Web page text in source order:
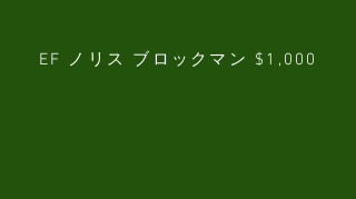
EF ノリス ブロックマン $1,000